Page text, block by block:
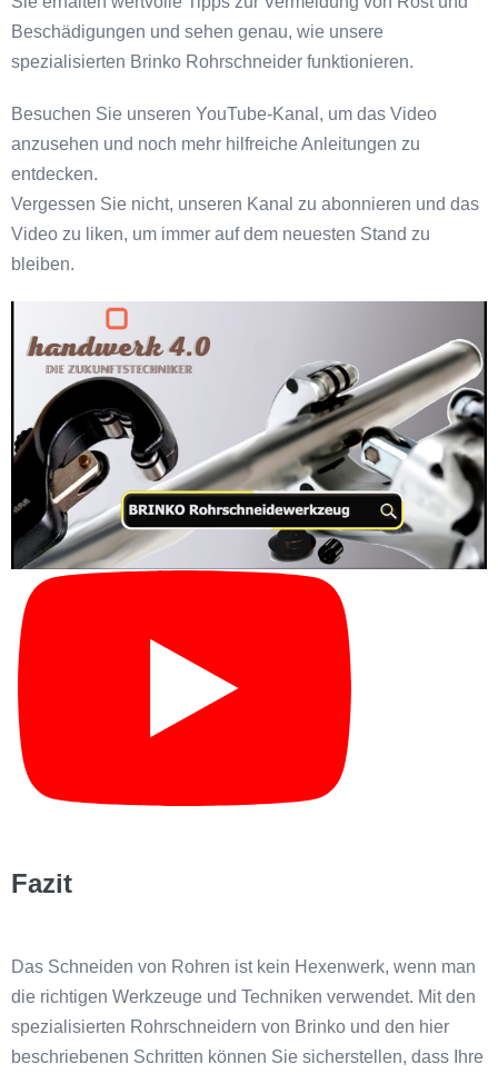
Beschädigungen und sehen genau, wie unsere
spezialisierten Brinko Rohrschneider funktionieren.
Besuchen Sie unseren YouTube-Kanal, um das Video
anzusehen und noch mehr hilfreiche Anleitungen zu
entdecken.
Vergessen Sie nicht, unseren Kanal zu abonnieren und das
Video zu liken, um immer auf dem neuesten Stand zu
bleiben.
Fazit
Das Schneiden von Rohren ist kein Hexenwerk, wenn man
die richtigen Werkzeuge und Techniken verwendet. Mit den
spezialisierten Rohrschneidern von Brinko und den hier
beschriebenen Schritten können Sie sicherstellen, dass Ihre